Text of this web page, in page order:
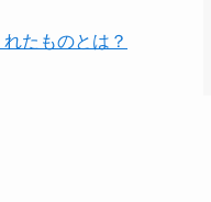
たものとは？